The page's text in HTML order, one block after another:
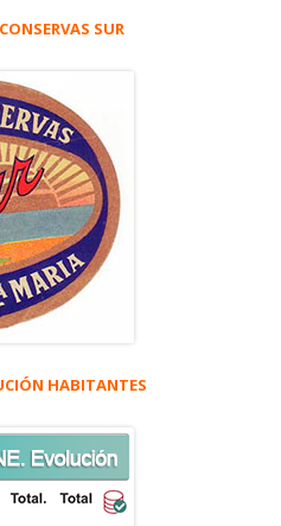
SUR
HABITANTES